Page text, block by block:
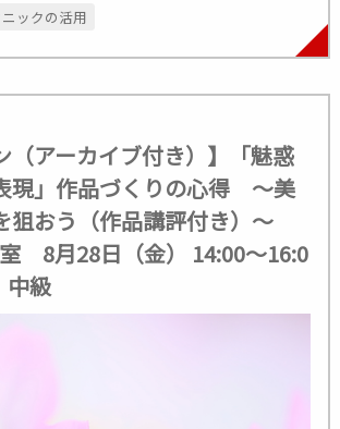
ックの活用
（アーカイブ付き）】「魅惑
現」作品づくりの心得 ～美
狙おう（作品講評付き）～
8月28日（金） 14:00～16:0
級